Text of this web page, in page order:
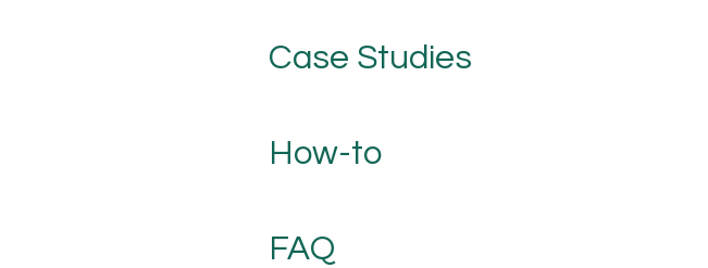
Case Studies
How-to
FAQ